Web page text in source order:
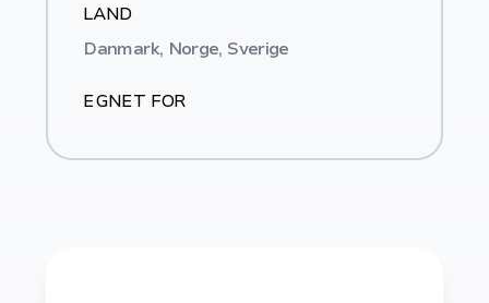
LAND
Danmark, Norge, Sverige
EGNET FOR